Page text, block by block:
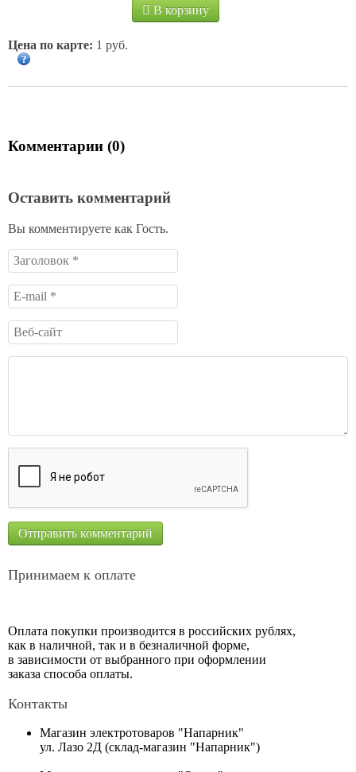
В корзину
Цена по карте: 1 руб.
Комментарии (0)
Оставить комментарий
Вы комментируете как Гость.
Принимаем к оплате
Оплата покупки производится в российских рублях,
как в наличной, так и в безналичной форме,
в зависимости от выбранного при оформлении
заказа способа оплаты.
Контакты
Магазин электротоваров "Напарник"
ул. Лазо 2Д (склад-магазин "Напарник")